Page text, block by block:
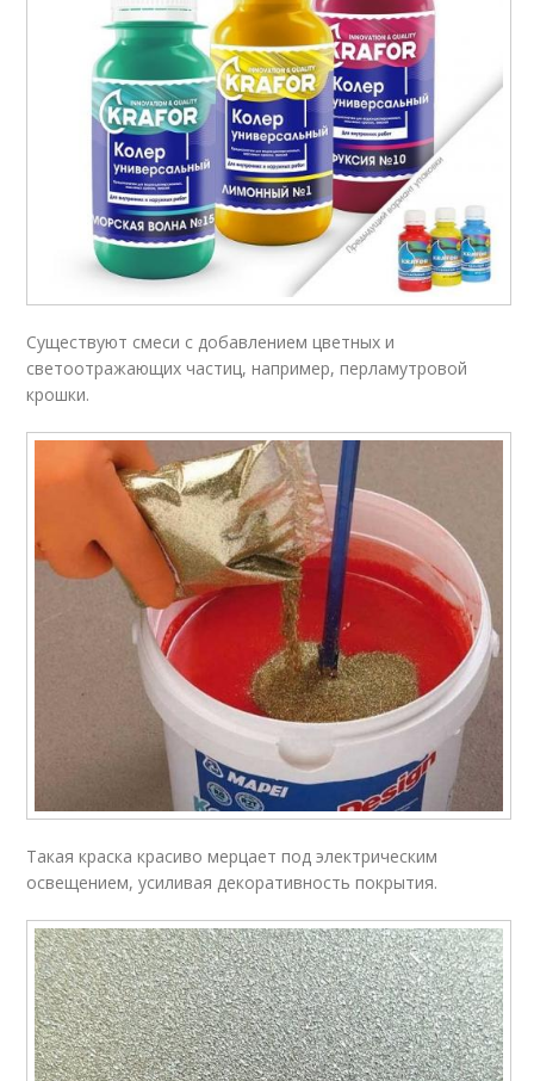
Существуют смеси с добавлением цветных и
светоотражающих частиц, например, перламутровой
крошки.
Такая краска красиво мерцает под электрическим
освещением, усиливая декоративность покрытия.